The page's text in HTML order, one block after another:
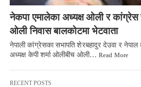
नेकपा एमालेका अध्यक्ष ओली र कांग्रेस
ओली निवास बालकोटमा भेटवाता
नेपाली कांग्रेसका सभापति शेरबहादुर देउवा र नेपाल
अध्यक्ष केपी शर्मा ओलीबीच ओली… Read More
RECENT POSTS